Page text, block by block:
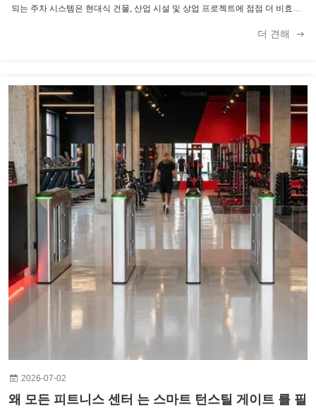
되는 주차 시스템은 현대식 건물, 산업 시설 및 상업 프로젝트에 점점 더 비효율
역을 출입하는 방식을 변화시키고 있습니다. 인공지능, 컴퓨터 비전, 생체 인식,
더 견해
2026-07-02
왜 모든 피트니스 센터 는 스마트 턴스틸 게이트 를 필